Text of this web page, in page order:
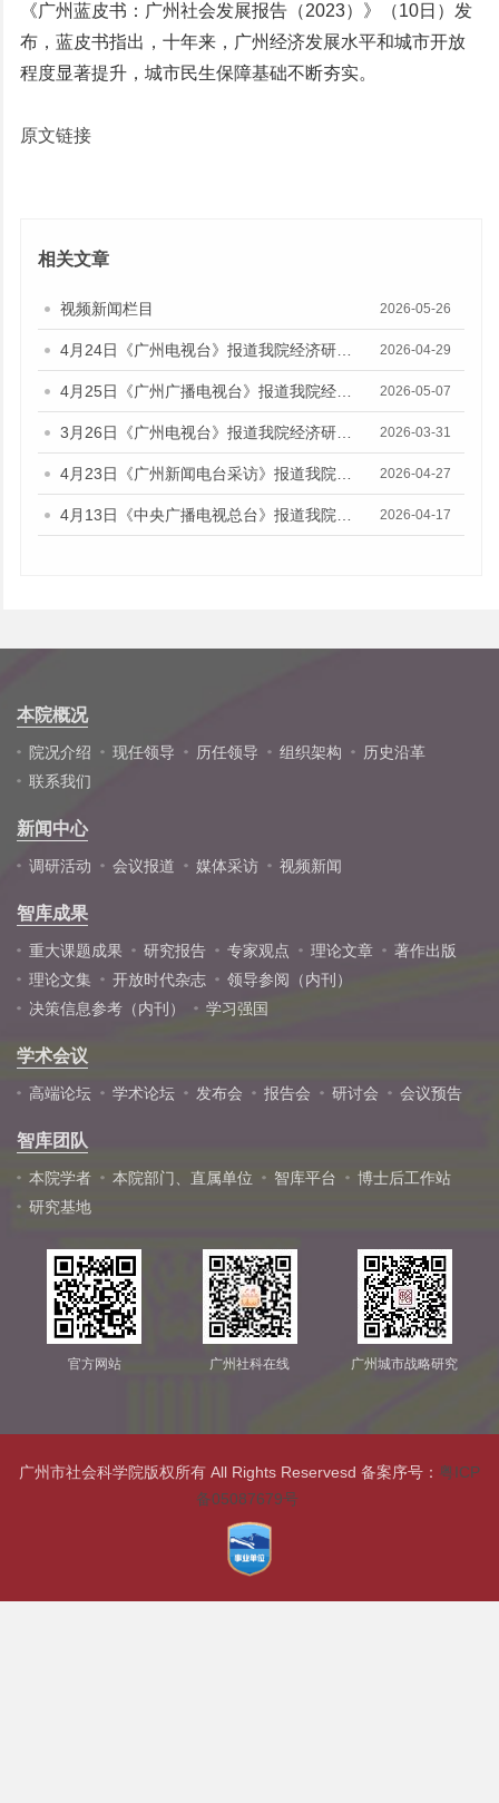
《广州蓝皮书：广州社会发展报告（2023）》（10日）发
布，蓝皮书指出，十年来，广州经济发展水平和城市开放
程度显著提升，城市民生保障基础不断夯实。
原文链接
相关文章
视频新闻栏目 2026-05-26
2026-04-29
2026-05-07
2026-03-31
2026-04-27
2026-04-17
本院概况
院况介绍 现任领导 历任领导 组织架构
历史沿革
联系我们
新闻中心
调研活动 会议报道 媒体采访 视频新闻
智库成果
重大课题成果 研究报告 专家观点 理论文章
著作出版
理论文集
开放时代杂志
领导参阅（内刊）
决策信息参考（内刊）
学习强国
学术会议
高端论坛 学术论坛 发布会 报告会 研讨会 会议预告
智库团队
本院学者 本院部门、直属单位 智库平台
博士后工作站
研究基地
官方网站 广州社科在线 广州城市战略研究
广州市社会科学院版权所有 All Rights Reservesd 备案序号： 粤ICP
备05087679号